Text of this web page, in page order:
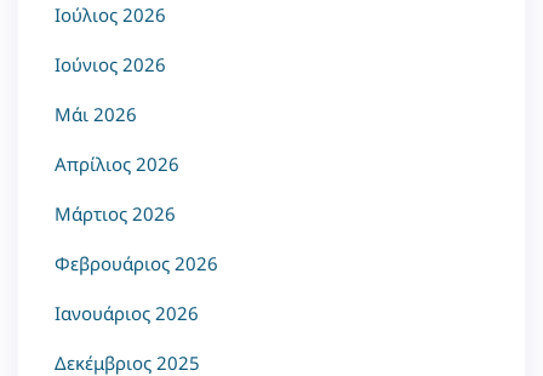
Ιούλιος 2026
Ιούνιος 2026
Μάι 2026
Απρίλιος 2026
Μάρτιος 2026
Φεβρουάριος 2026
Ιανουάριος 2026
Δεκέμβριος 2025